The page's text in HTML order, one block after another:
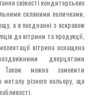
свіжості кондитерських
скляними поличками,
а в поєднанні з яскравою
до вітрини та продукції,
вітрина оснащена
дверцятами
Також можна замовити
різного кольору, що